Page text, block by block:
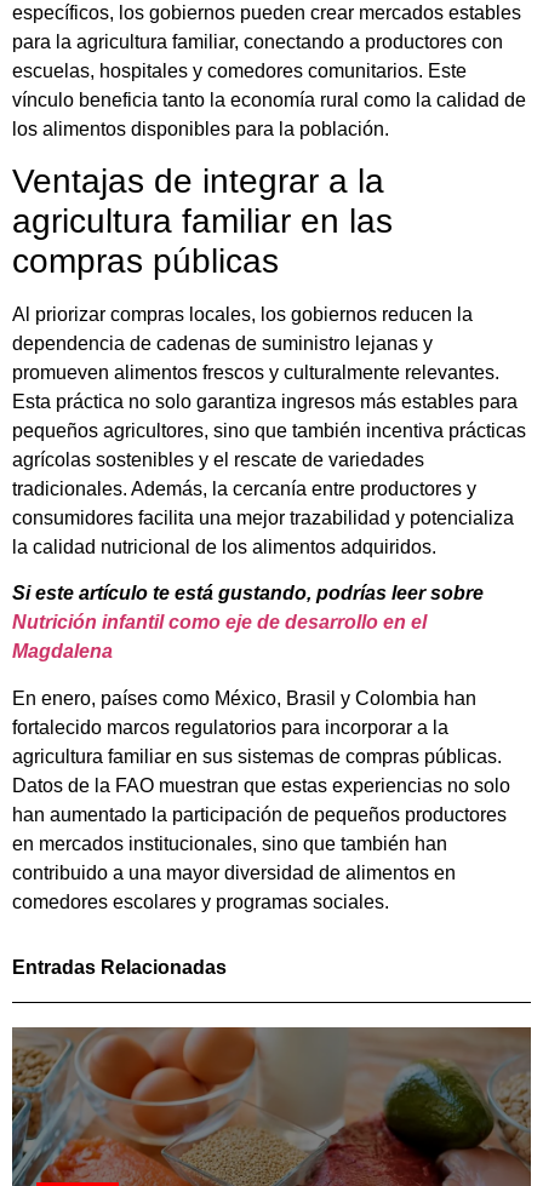
específicos, los gobiernos pueden crear mercados estables
para la agricultura familiar, conectando a productores con
escuelas, hospitales y comedores comunitarios. Este
vínculo beneficia tanto la economía rural como la calidad de
los alimentos disponibles para la población.
Ventajas de integrar a la
agricultura familiar en las
compras públicas
Al priorizar compras locales, los gobiernos reducen la
dependencia de cadenas de suministro lejanas y
promueven alimentos frescos y culturalmente relevantes.
Esta práctica no solo garantiza ingresos más estables para
pequeños agricultores, sino que también incentiva prácticas
agrícolas sostenibles y el rescate de variedades
tradicionales. Además, la cercanía entre productores y
consumidores facilita una mejor trazabilidad y potencializa
la calidad nutricional de los alimentos adquiridos.
Si este artículo te está gustando, podrías leer sobre
Nutrición infantil como eje de desarrollo en el
Magdalena
En enero, países como México, Brasil y Colombia han
fortalecido marcos regulatorios para incorporar a la
agricultura familiar en sus sistemas de compras públicas.
Datos de la FAO muestran que estas experiencias no solo
han aumentado la participación de pequeños productores
en mercados institucionales, sino que también han
contribuido a una mayor diversidad de alimentos en
comedores escolares y programas sociales.
Entradas Relacionadas